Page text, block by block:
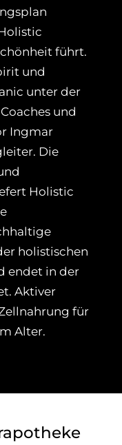
führt.
und
unter der
und
Ingmar
Die
Holistic
holistischen
endet in der
Aktiver
für
Alter.